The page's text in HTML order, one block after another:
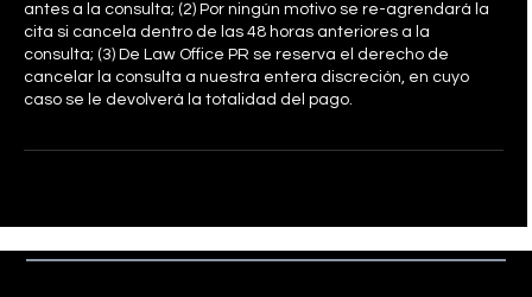
antes a la consulta; (2) Por ningún motivo se re-agrendará la
cita si cancela dentro de las 48 horas anteriores a la
consulta; (3) De Law Office PR se reserva el derecho de
cancelar la consulta a nuestra entera discreción, en cuyo
caso se le devolverá la totalidad del pago.